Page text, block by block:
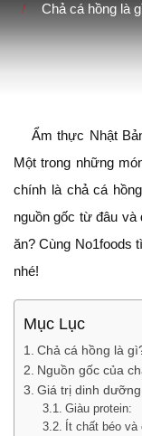
Chả cá hồng là
Ẩm thực Nhật
Một trong những
chính là chả cá
nguồn gốc từ đâu
ăn? Cùng No1foods
nhé!
Mục Lục
Chả cá hồng là
Nguồn gốc của
Giá trị dinh
Giàu protein:
Ít chất béo